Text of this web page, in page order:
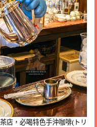
店，必喝特色手沖咖啡(トリ